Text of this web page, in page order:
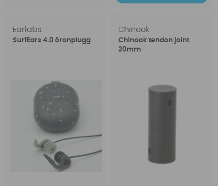
Earlabs
SurfEars 4.0 öronplugg
Chinook
Chinook tendon joint
20mm